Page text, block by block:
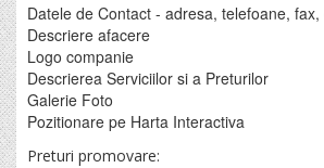
Datele de Contact - adresa, telefoane,
Descriere afacere
Logo companie
Descrierea Serviciilor si a Preturilor
Galerie Foto
Pozitionare pe Harta Interactiva
Preturi promovare: